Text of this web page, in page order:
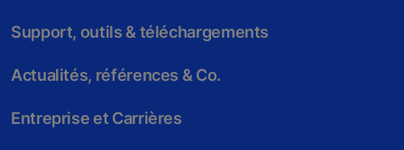
Support, outils & téléchargements
Actualités, références & Co.
Entreprise et Carrières